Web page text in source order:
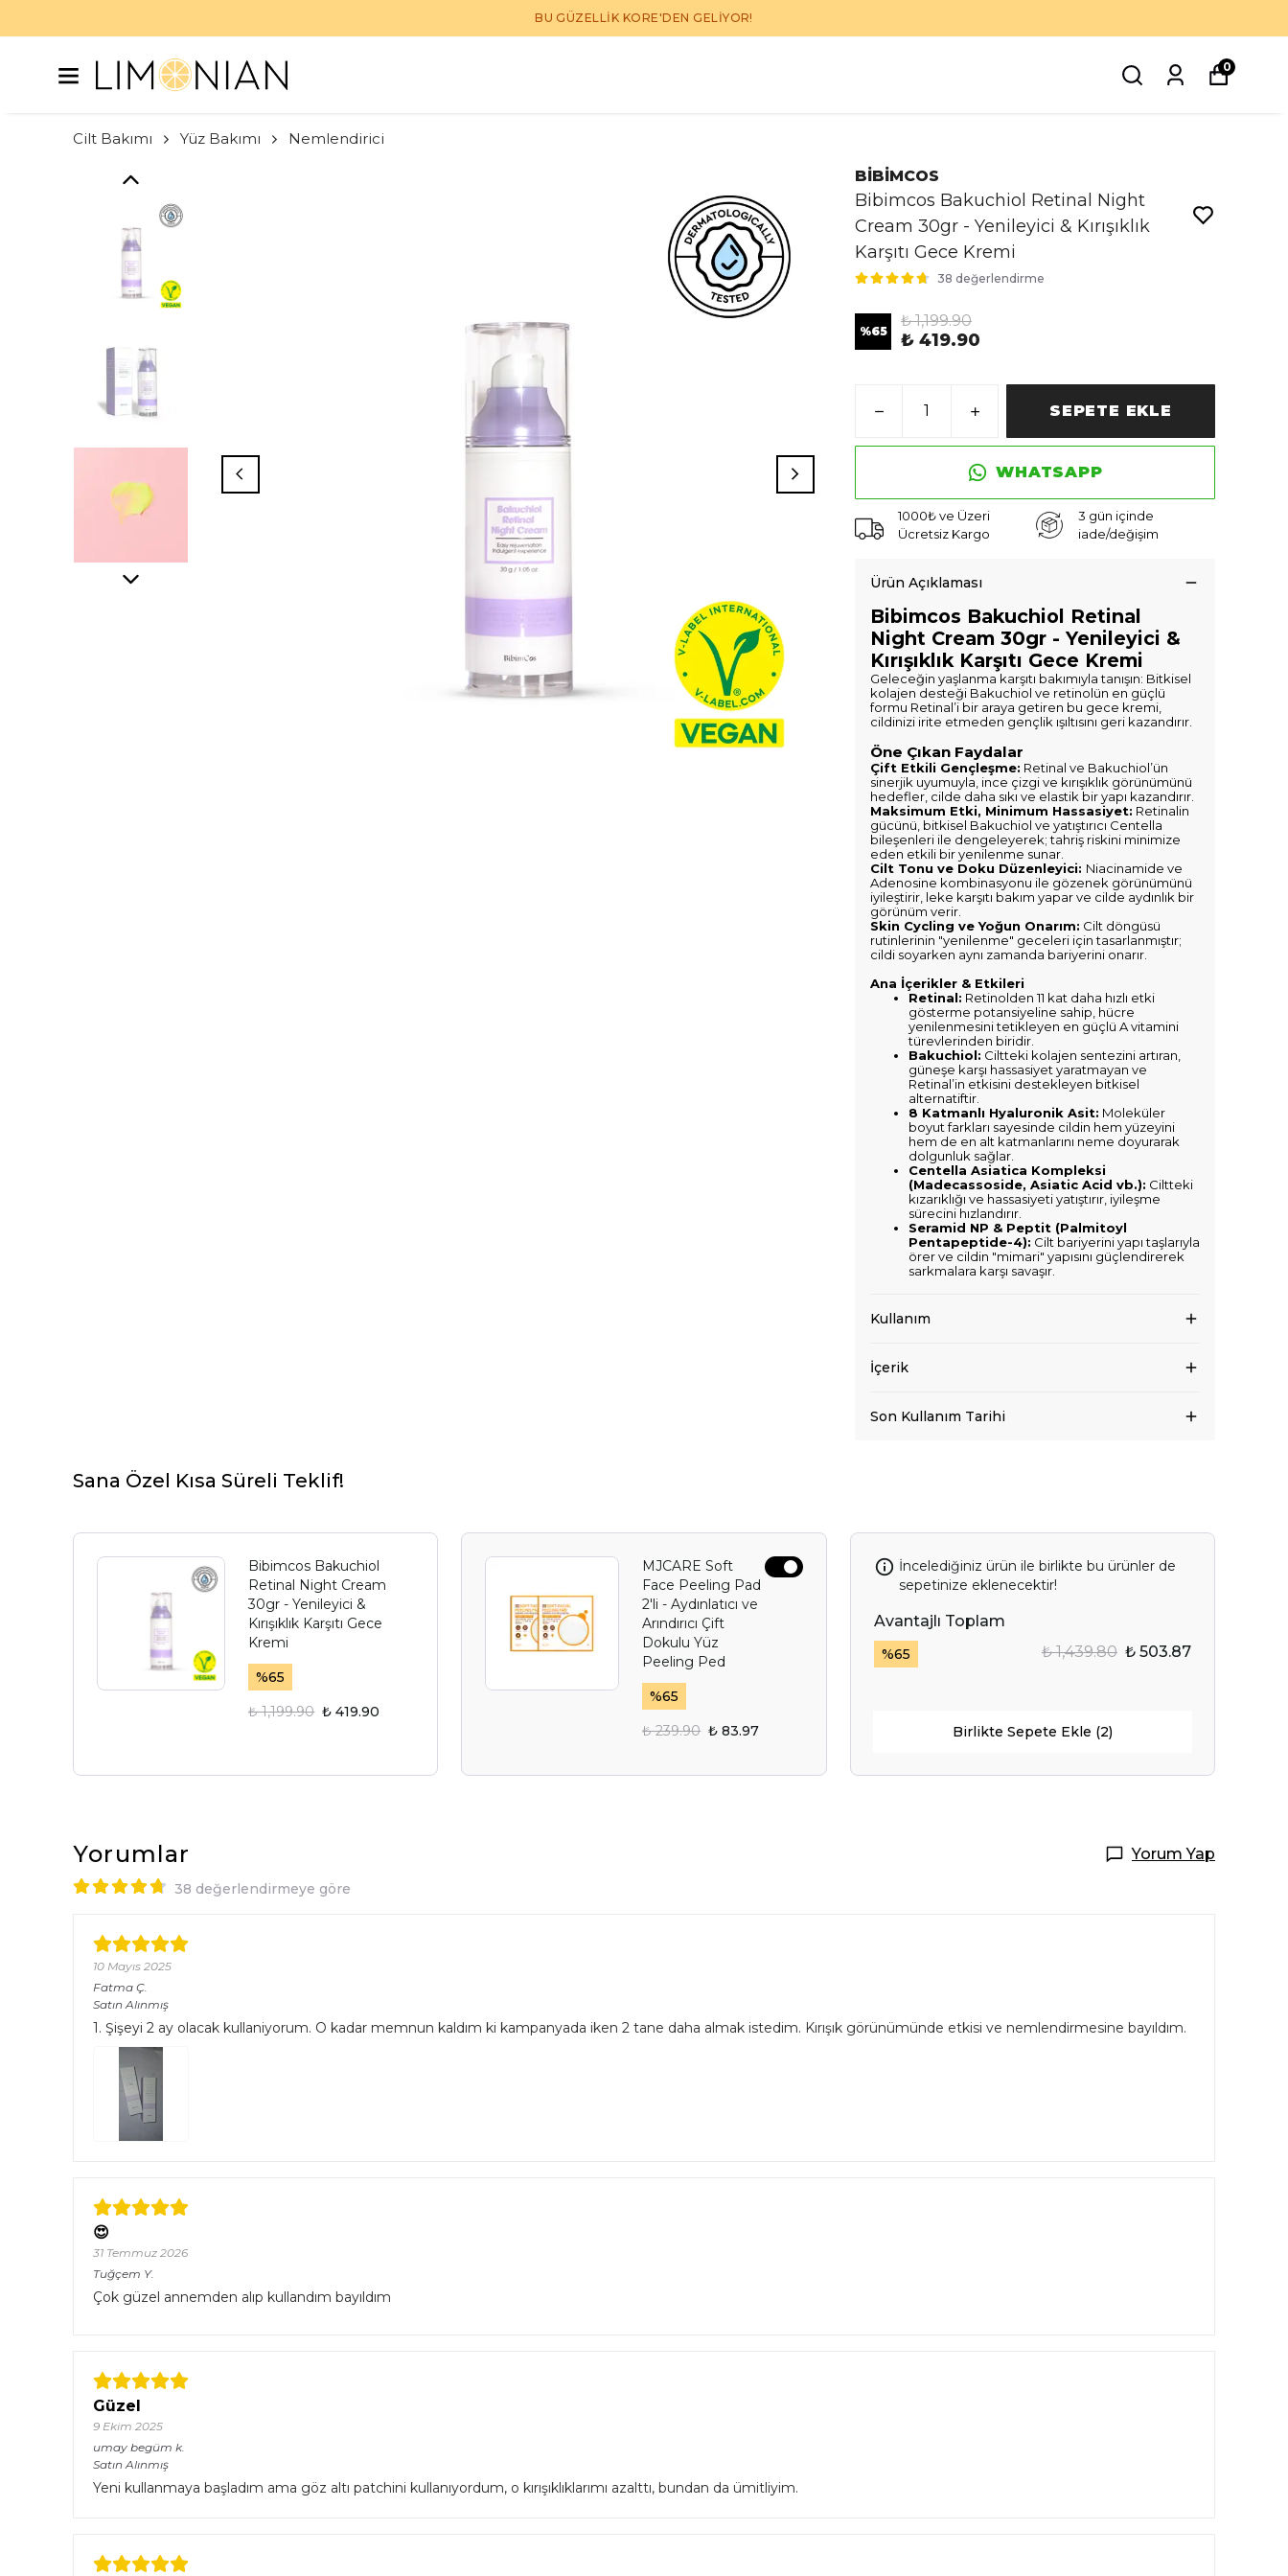
BU GÜZELLİK KORE'DEN GELİYOR!
0
Cilt Bakımı Yüz Bakımı Nemlendirici
BİBİMCOS
Bibimcos Bakuchiol Retinal Night
Cream 30gr - Yenileyici & Kırışıklık
Karşıtı Gece Kremi
38 değerlendirme
%65
₺ 1,199.90
₺ 419.90
SEPETE EKLE
WHATSAPP
1000₺ ve Üzeri
Ücretsiz Kargo
3 gün içinde
iade/değişim
Ürün Açıklaması
Bibimcos Bakuchiol Retinal
Night Cream 30gr - Yenileyici &
Kırışıklık Karşıtı Gece Kremi
Geleceğin yaşlanma karşıtı bakımıyla tanışın: Bitkisel
kolajen desteği Bakuchiol ve retinolün en güçlü
formu Retinal’i bir araya getiren bu gece kremi,
cildinizi irite etmeden gençlik ışıltısını geri kazandırır.
Öne Çıkan Faydalar
Çift Etkili Gençleşme: Retinal ve Bakuchiol’ün
sinerjik uyumuyla, ince çizgi ve kırışıklık görünümünü
hedefler, cilde daha sıkı ve elastik bir yapı kazandırır.
Maksimum Etki, Minimum Hassasiyet: Retinalin
gücünü, bitkisel Bakuchiol ve yatıştırıcı Centella
bileşenleri ile dengeleyerek; tahriş riskini minimize
eden etkili bir yenilenme sunar.
Cilt Tonu ve Doku Düzenleyici: Niacinamide ve
Adenosine kombinasyonu ile gözenek görünümünü
iyileştirir, leke karşıtı bakım yapar ve cilde aydınlık bir
görünüm verir.
Skin Cycling ve Yoğun Onarım: Cilt döngüsü
rutinlerinin "yenilenme" geceleri için tasarlanmıştır;
cildi soyarken aynı zamanda bariyerini onarır.
Ana İçerikler & Etkileri
Retinal: Retinolden 11 kat daha hızlı etki
gösterme potansiyeline sahip, hücre
yenilenmesini tetikleyen en güçlü A vitamini
türevlerinden biridir.
Bakuchiol: Ciltteki kolajen sentezini artıran,
güneşe karşı hassasiyet yaratmayan ve
Retinal’in etkisini destekleyen bitkisel
alternatiftir.
8 Katmanlı Hyaluronik Asit: Moleküler
boyut farkları sayesinde cildin hem yüzeyini
hem de en alt katmanlarını neme doyurarak
dolgunluk sağlar.
Centella Asiatica Kompleksi
(Madecassoside, Asiatic Acid vb.): Ciltteki
kızarıklığı ve hassasiyeti yatıştırır, iyileşme
sürecini hızlandırır.
Seramid NP & Peptit (Palmitoyl
Pentapeptide-4): Cilt bariyerini yapı taşlarıyla
örer ve cildin "mimari" yapısını güçlendirerek
sarkmalara karşı savaşır.
Kullanım
İçerik
Son Kullanım Tarihi
Sana Özel Kısa Süreli Teklif!
Bibimcos Bakuchiol
Retinal Night Cream
30gr - Yenileyici &
Kırışıklık Karşıtı Gece
Kremi
%65
₺ 1,199.90 ₺ 419.90
MJCARE Soft
Face Peeling Pad
2'li - Aydınlatıcı ve
Arındırıcı Çift
Dokulu Yüz
Peeling Ped
%65
₺ 239.90 ₺ 83.97
İncelediğiniz ürün ile birlikte bu ürünler de
sepetinize eklenecektir!
Avantajlı Toplam
%65 ₺ 1,439.80 ₺ 503.87
Birlikte Sepete Ekle (2)
Yorumlar Yorum Yap
38 değerlendirmeye göre
10 Mayıs 2025
Fatma Ç.
Satın Alınmış
1. Şişeyi 2 ay olacak kullaniyorum. O kadar memnun kaldım ki kampanyada iken 2 tane daha almak istedim. Kırışık görünümünde etkisi ve nemlendirmesine bayıldım.
😍
31 Temmuz 2026
Tuğçem Y.
Çok güzel annemden alıp kullandım bayıldım
Güzel
9 Ekim 2025
umay begüm k.
Satın Alınmış
Yeni kullanmaya başladım ama göz altı patchini kullanıyordum, o kırışıklıklarımı azalttı, bundan da ümitliyim.